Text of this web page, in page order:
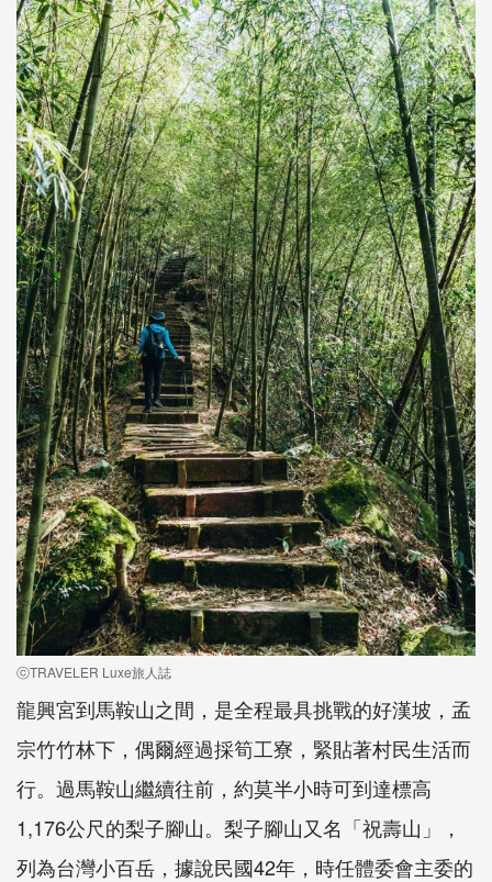
ⓒTRAVELER Luxe旅人誌
龍興宮到馬鞍山之間，是全程最具挑戰的好漢坡，孟
宗竹竹林下，偶爾經過採筍工寮，緊貼著村民生活而
行。過馬鞍山繼續往前，約莫半小時可到達標高
1,176公尺的梨子腳山。梨子腳山又名「祝壽山」，
列為台灣小百岳，據說民國42年，時任體委會主委的